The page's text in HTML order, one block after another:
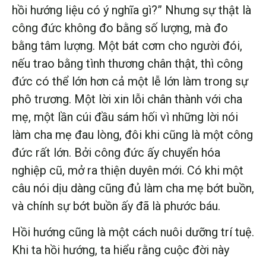
hồi hướng liệu có ý nghĩa gì?” Nhưng sự thật là
công đức không đo bằng số lượng, mà đo
bằng tâm lượng. Một bát cơm cho người đói,
nếu trao bằng tình thương chân thật, thì công
đức có thể lớn hơn cả một lễ lớn làm trong sự
phô trương. Một lời xin lỗi chân thành với cha
mẹ, một lần cúi đầu sám hối vì những lời nói
làm cha mẹ đau lòng, đôi khi cũng là một công
đức rất lớn. Bởi công đức ấy chuyển hóa
nghiệp cũ, mở ra thiện duyên mới. Có khi một
câu nói dịu dàng cũng đủ làm cha mẹ bớt buồn,
và chính sự bớt buồn ấy đã là phước báu.
Hồi hướng cũng là một cách nuôi dưỡng trí tuệ.
Khi ta hồi hướng, ta hiểu rằng cuộc đời này